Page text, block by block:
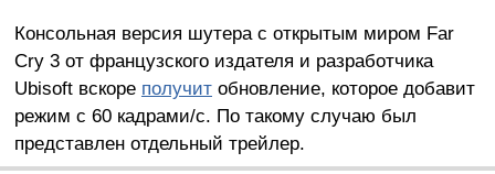
Консольная версия шутера с открытым миром Far
Cry 3 от французского издателя и разработчика
Ubisoft вскоре получитобновление, которое добавит
режим с 60 кадрами/с. По такому случаю был
представлен отдельный трейлер.